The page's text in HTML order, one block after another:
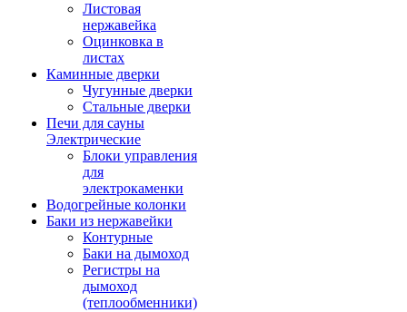
Листовая
нержавейка
Оцинковка в
листах
Каминные дверки
Чугунные дверки
Стальные дверки
Печи для сауны
Электрические
Блоки управления
для
электрокаменки
Водогрейные колонки
Баки из нержавейки
Контурные
Баки на дымоход
Регистры на
дымоход
(теплообменники)